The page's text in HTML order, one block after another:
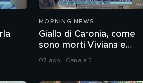
MORNING NEWS
Giallo di Caronia, come
sono morti Viviana e
Gioele?
07 ago | Canale 5